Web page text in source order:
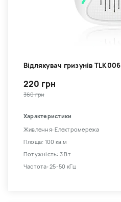
Відлякувач гризунів TLK006
220 грн
360 грн
Характеристики
Живлення: Електромережа
Площа: 100 кв.м
Потужність: 3 Вт
Частота: 25-50 кГц